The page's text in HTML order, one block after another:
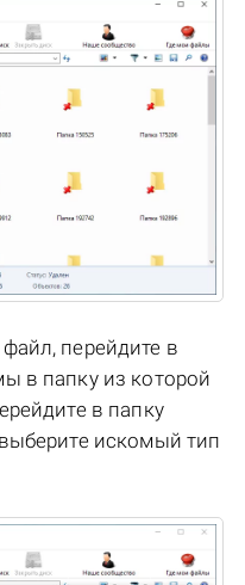
перейдите в
в папку из которой
в папку
искомый тип